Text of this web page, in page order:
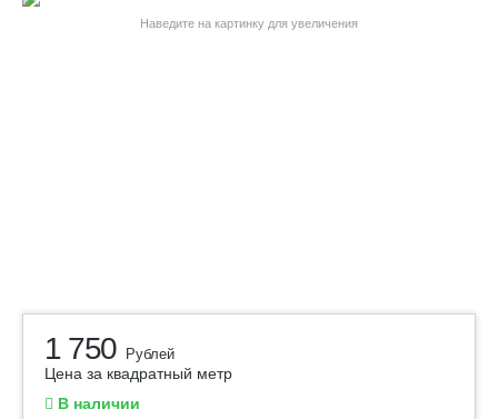
Наведите на картинку для увеличения
1 750 Рублей
Цена за квадратный метр
В наличии